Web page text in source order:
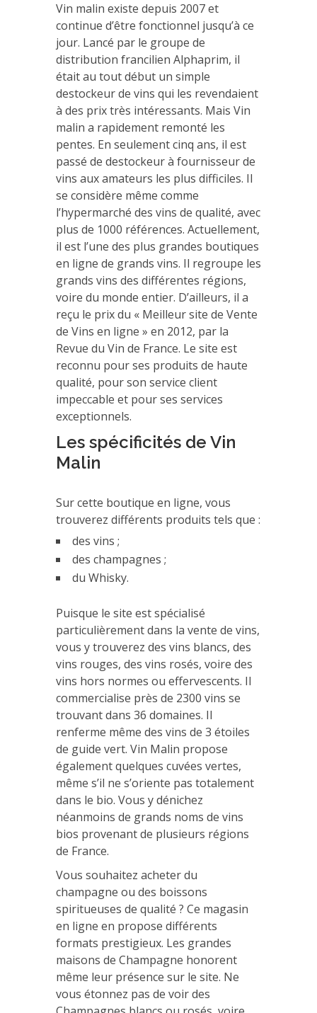
Vin malin existe depuis 2007 et
continue d’être fonctionnel jusqu’à ce
jour. Lancé par le groupe de
distribution francilien Alphaprim, il
était au tout début un simple
destockeur de vins qui les revendaient
à des prix très intéressants. Mais Vin
malin a rapidement remonté les
pentes. En seulement cinq ans, il est
passé de destockeur à fournisseur de
vins aux amateurs les plus difficiles. Il
se considère même comme
l’hypermarché des vins de qualité, avec
plus de 1000 références. Actuellement,
il est l’une des plus grandes boutiques
en ligne de grands vins. Il regroupe les
grands vins des différentes régions,
voire du monde entier. D’ailleurs, il a
reçu le prix du « Meilleur site de Vente
de Vins en ligne » en 2012, par la
Revue du Vin de France. Le site est
reconnu pour ses produits de haute
qualité, pour son service client
impeccable et pour ses services
exceptionnels.
Les spécificités de Vin
Malin
Sur cette boutique en ligne, vous
trouverez différents produits tels que :
des vins ;
des champagnes ;
du Whisky.
Puisque le site est spécialisé
particulièrement dans la vente de vins,
vous y trouverez des vins blancs, des
vins rouges, des vins rosés, voire des
vins hors normes ou effervescents. Il
commercialise près de 2300 vins se
trouvant dans 36 domaines. Il
renferme même des vins de 3 étoiles
de guide vert. Vin Malin propose
également quelques cuvées vertes,
même s’il ne s’oriente pas totalement
dans le bio. Vous y dénichez
néanmoins de grands noms de vins
bios provenant de plusieurs régions
de France.
Vous souhaitez acheter du
champagne ou des boissons
spiritueuses de qualité ? Ce magasin
en ligne en propose différents
formats prestigieux. Les grandes
maisons de Champagne honorent
même leur présence sur le site. Ne
vous étonnez pas de voir des